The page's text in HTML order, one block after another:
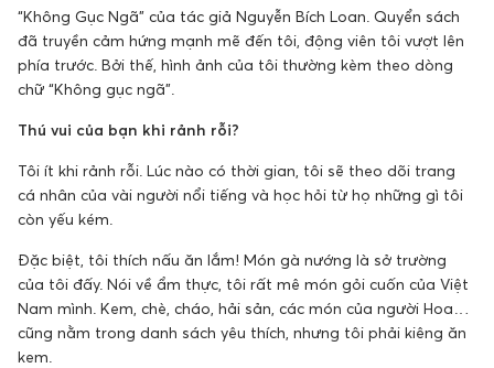
“Không Gục Ngã” của tác giả Nguyễn Bích Loan. Quyển sách
đã truyền cảm hứng mạnh mẽ đến tôi, động viên tôi vượt lên
phía trước. Bởi thế, hình ảnh của tôi thường kèm theo dòng
chữ “Không gục ngã”.
Thú vui của bạn khi rảnh rỗi?
Tôi ít khi rảnh rỗi. Lúc nào có thời gian, tôi sẽ theo dõi trang
cá nhân của vài người nổi tiếng và học hỏi từ họ những gì tôi
còn yếu kém.
Đặc biệt, tôi thích nấu ăn lắm! Món gà nướng là sở trường
của tôi đấy. Nói về ẩm thực, tôi rất mê món gỏi cuốn của Việt
Nam mình. Kem, chè, cháo, hải sản, các món của người Hoa…
cũng nằm trong danh sách yêu thích, nhưng tôi phải kiêng ăn
kem.